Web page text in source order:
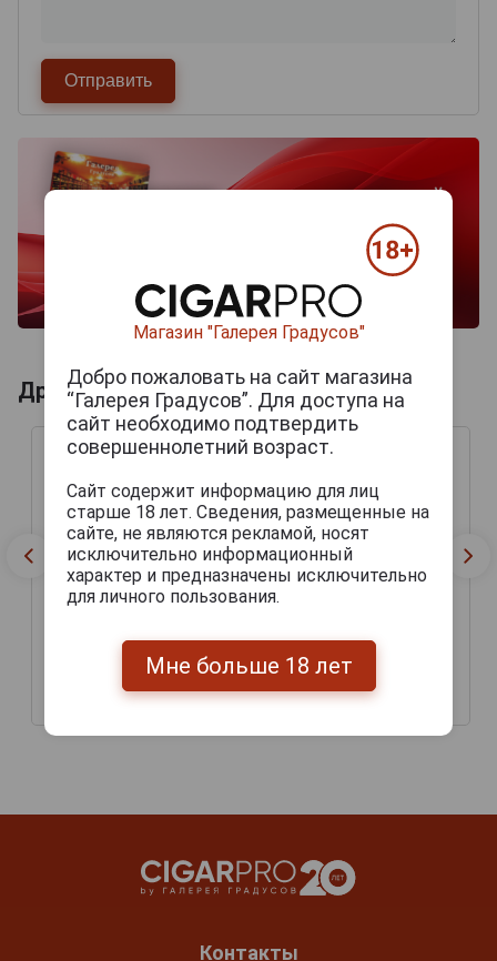
Другие продукты бренда BAKALAR
Bakalar Пиво Бакалар
0.5л в ж/б
198 руб.
Bakalar Пиво Бакалар
384 руб.
Контакты
Магазин "Галерея Градусов"
Добро пожаловать на сайт магазина
“Галерея Градусов”. Для доступа на
сайт необходимо подтвердить
совершеннолетний возраст.
Сайт содержит информацию для лиц
старше 18 лет. Сведения, размещенные на
сайте, не являются рекламой, носят
исключительно информационный
характер и предназначены исключительно
для личного пользования.
Мне больше 18 лет